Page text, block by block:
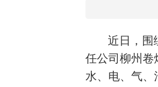
近日，围
任公司柳州卷
水、电、气、